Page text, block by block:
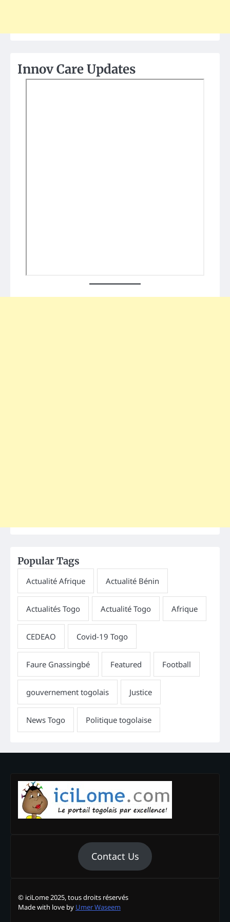
Innov Care Updates
Popular Tags
Contact Us
© iciLome 2025, tous droits réservés
Made with love by Umer Waseem